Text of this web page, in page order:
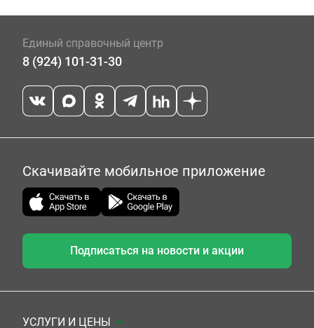
Единый справочный центр
8 (924) 101-31-30
Скачивайте мобильное приложение
Подписаться на новости и акции
УСЛУГИ И ЦЕНЫ